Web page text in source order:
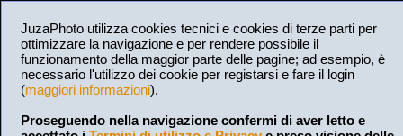
JuzaPhoto utilizza cookies tecnici e cookies di terze parti per
ottimizzare la navigazione e per rendere possibile il
funzionamento della maggior parte delle pagine; ad esempio, è
necessario l'utilizzo dei cookie per registarsi e fare il login
(maggiori informazioni).
Proseguendo nella navigazione confermi di aver letto e